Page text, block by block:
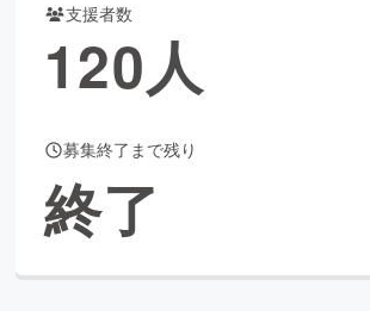
ー・ヘルスケア
ィ
支援者数
120人
募集終了まで残り
終了